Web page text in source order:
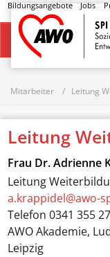
Bildungsangebote Jobs
Startseite
Mitarbeiter Leitung
Leitung
Frau Dr. Adrienne
Leitung
a.krappidel@awo-
Telefon0341 355
AWO Akademie,
Leipzig